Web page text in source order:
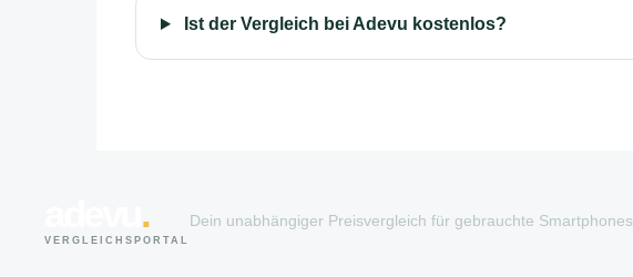
Ist der Vergleich bei Adevu kostenlos?
.
VERGLEICHSPORTAL
Dein unabhängiger Preisvergleich für gebrauchte Smartphones.